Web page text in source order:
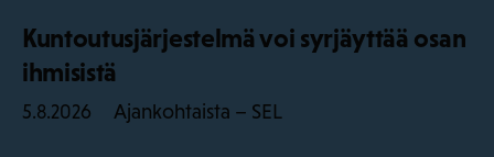
Kuntoutusjärjestelmä voi syrjäyttää osan
ihmisistä
5.8.2026 Ajankohtaista – SEL